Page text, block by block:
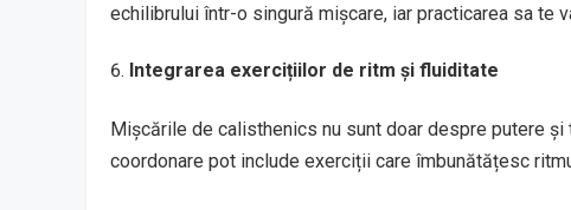
echilibrului într-o singură mișcare, iar practicarea sa te
Integrarea exercițiilor de ritm și fluiditate
Mișcările de calisthenics nu sunt doar despre putere
coordonare pot include exerciții care îmbunătățesc